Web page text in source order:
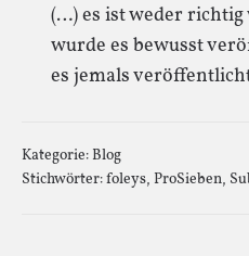
(…) es ist weder
wurde es bewusst
es jemals
Kategorie:Blog
Stichwörter:foleys, ProSieben,